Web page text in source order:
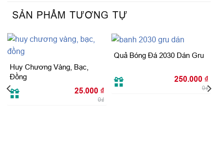
SẢN PHẨM TƯƠNG TỰ
Huy Chương Vàng, Bạc,
Đồng
25.000 ₫
0₫
Quả Bóng Đá 2030 Dán Gru
250.000 ₫
0₫